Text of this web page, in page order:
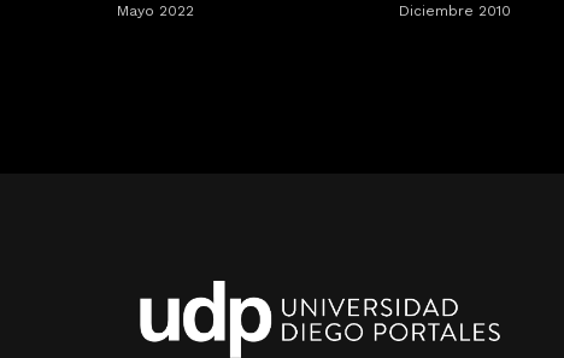
Mayo 2022 Diciembre 2010